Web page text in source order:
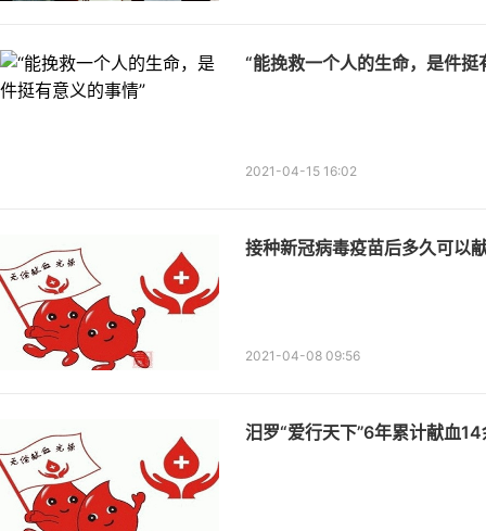
“能挽救一个人的生命，是件挺
2021-04-15 16:02
接种新冠病毒疫苗后多久可以
2021-04-08 09:56
汨罗“爱行天下”6年累计献血